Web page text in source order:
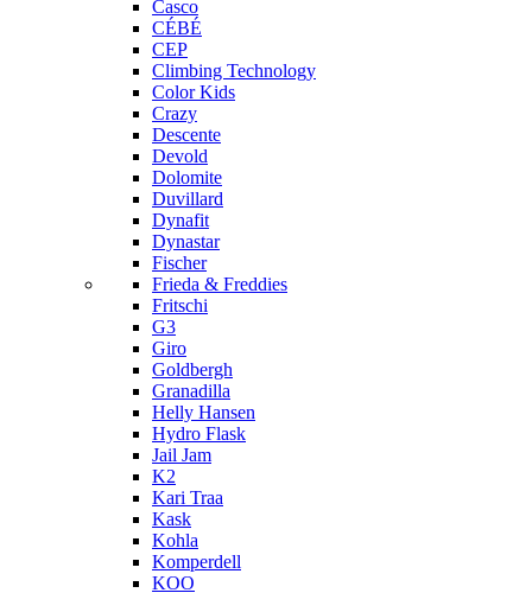
Casco
CÉBÉ
CEP
Climbing Technology
Color Kids
Crazy
Descente
Devold
Dolomite
Duvillard
Dynafit
Dynastar
Fischer
Frieda & Freddies
Fritschi
G3
Giro
Goldbergh
Granadilla
Helly Hansen
Hydro Flask
Jail Jam
K2
Kari Traa
Kask
Kohla
Komperdell
KOO